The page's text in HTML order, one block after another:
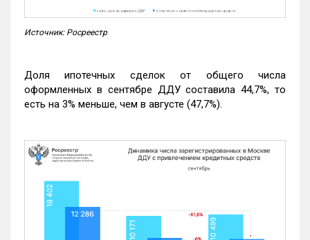
Источник: Росреестр
Доля ипотечных сделок от общего числа
оформленных в сентябре ДДУ составила 44,7%, то
есть на 3% меньше, чем в августе (47,7%).